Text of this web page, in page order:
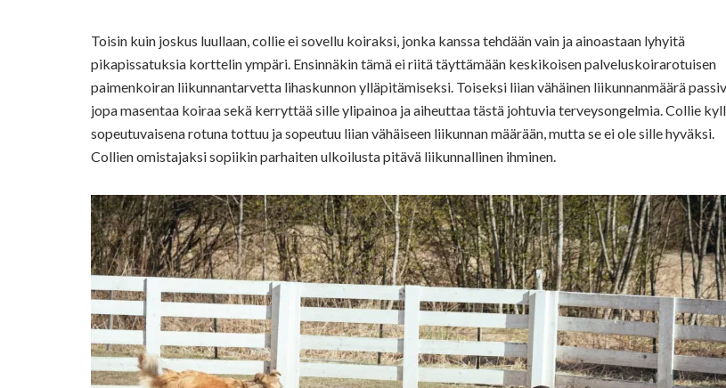
Toisin kuin joskus luullaan, collie ei sovellu koiraksi, jonka kanssa tehdään vain ja ainoastaan lyhyitä
pikapissatuksia korttelin ympäri. Ensinnäkin tämä ei riitä täyttämään keskikoisen palveluskoirarotuisen
paimenkoiran liikunnantarvetta lihaskunnon ylläpitämiseksi. Toiseksi liian vähäinen liikunnanmäärä
jopa masentaa koiraa sekä kerryttää sille ylipainoa ja aiheuttaa tästä johtuvia terveysongelmia. Collie
sopeutuvaisena rotuna tottuu ja sopeutuu liian vähäiseen liikunnan määrään, mutta se ei ole sille hyväksi.
Collien omistajaksi sopiikin parhaiten ulkoilusta pitävä liikunnallinen ihminen.